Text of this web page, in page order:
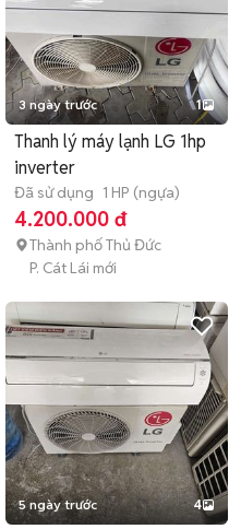
3 ngày trước 1
Thanh lý máy lạnh LG 1hp
inverter
Đã sử dụng 1 HP (ngựa)
4.200.000 đ
Thành phố Thủ Đức
P. Cát Lái mới
5 ngày trước 4